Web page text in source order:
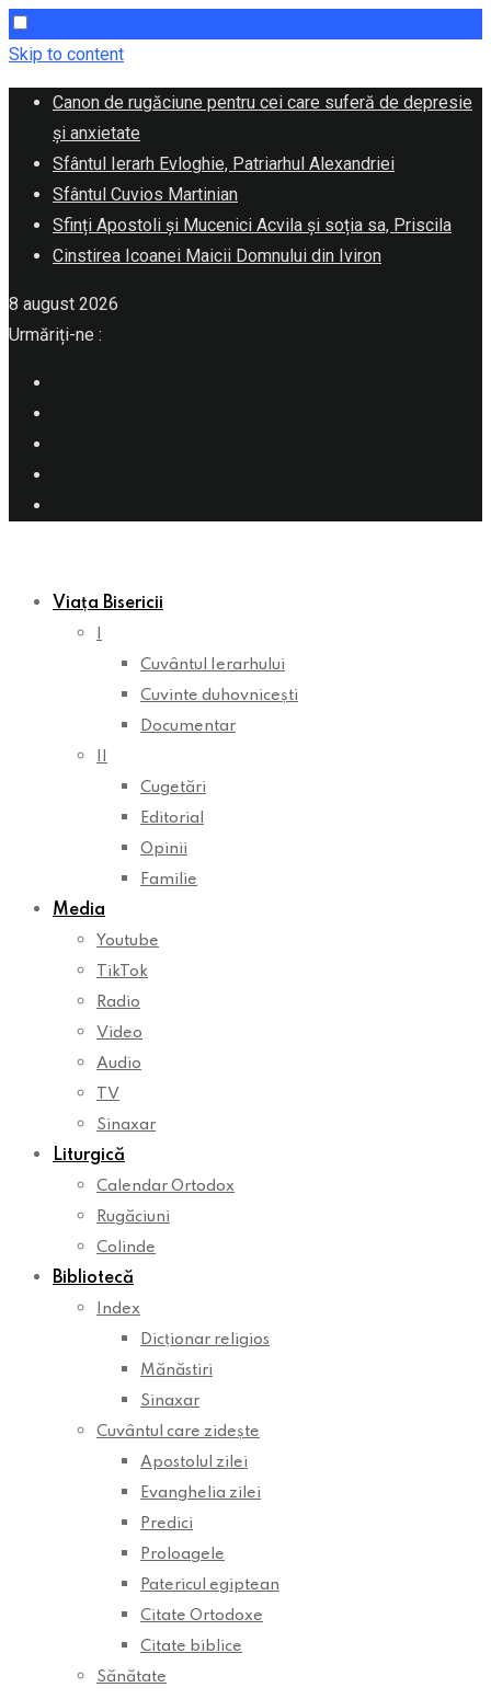
Skip to content
Canon de rugăciune pentru cei care suferă de depresie
și anxietate
Sfântul Ierarh Evloghie, Patriarhul Alexandriei
Sfântul Cuvios Martinian
Sfinți Apostoli și Mucenici Acvila și soția sa, Priscila
Cinstirea Icoanei Maicii Domnului din Iviron
8 august 2026
Urmăriți-ne :
Viața Bisericii
Cuvântul Ierarhului
Cuvinte duhovnicești
Documentar
Cugetări
Editorial
Opinii
Familie
Media
Youtube
TikTok
Radio
Video
Audio
TV
Sinaxar
Liturgică
Calendar Ortodox
Rugăciuni
Colinde
Bibliotecă
Index
Dicționar religios
Mănăstiri
Sinaxar
Cuvântul care zidește
Apostolul zilei
Evanghelia zilei
Predici
Proloagele
Patericul egiptean
Citate Ortodoxe
Citate biblice
Sănătate